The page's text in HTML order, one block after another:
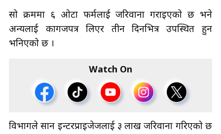
सो क्रममा ६ ओटा फर्मलाई जरिवाना गराइएको छ भने
अन्यलाई कागजपत्र लिएर तीन दिनभित्र उपस्थित हुन
भनिएको छ ।
Watch On
विभागले सान इन्टरप्राइजेजलाई ३ लाख जरिवाना गरिएको छ